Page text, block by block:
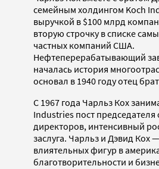
семейным холдингом Koch
выручкой в $100 млрд
вторую строчку в списке
частных компаний США.
Нефтеперерабатывающий
началась история
основал в 1940 году отец
С 1967 года Чарльз Кох
Industries пост председателя
директоров, интенсивный
заслуга. Чарльз и Дэвид Кох
влиятельных фигур в
благотворительности и